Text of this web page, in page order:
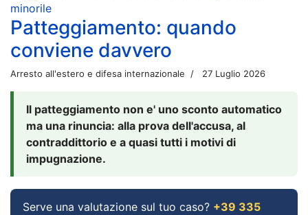
minorile
Patteggiamento: quando
conviene davvero
Arresto all'estero e difesa internazionale 27 Luglio 2026
Il patteggiamento non e' uno sconto automatico
ma una rinuncia: alla prova dell'accusa, al
contraddittorio e a quasi tutti i motivi di
impugnazione.
Serve una valutazione sul tuo caso? +39 335